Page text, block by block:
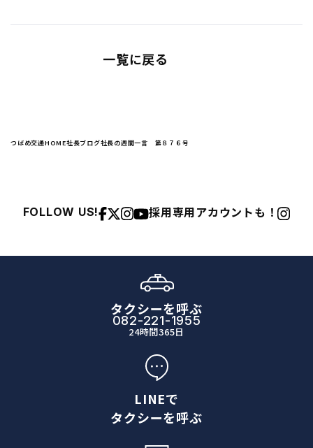
一覧に戻る
つばめ交通HOME社長ブログ社長の週間一言 第８７６号
FOLLOW US! 採用専用アカウントも！
タクシーを呼ぶ
082-221-1955
24時間365日
LINEで
タクシーを呼ぶ